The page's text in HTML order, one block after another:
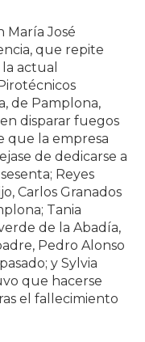
María José
que repite
actual
de Pamplona,
disparar fuegos
que la empresa
de dedicarse a
Reyes
Carlos Granados
Tania
de la Abadía,
Pedro Alonso
y Sylvia
que hacerse
el fallecimiento